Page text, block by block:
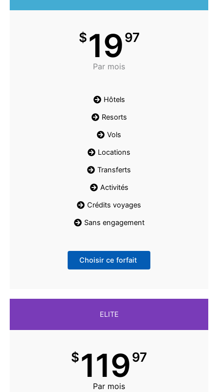
$1997
Par mois
Hôtels
Resorts
Vols
Locations
Transferts
Activités
Crédits voyages
Sans engagement
Choisir ce forfait
ELITE
$11997
Par mois